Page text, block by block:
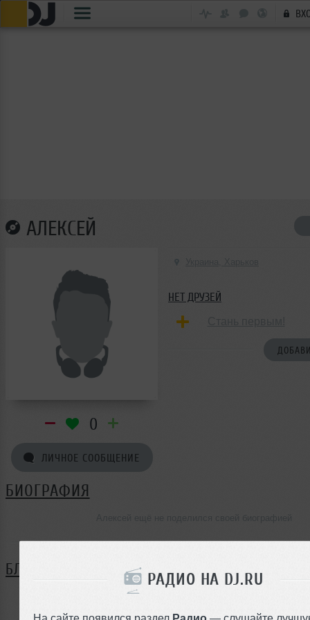
РАДИО НА DJ.RU
На сайте появился раздел Радио — слушайте
АЛЕКСЕЙ
0
ЛИЧНОЕ СООБЩЕНИЕ
НЕТ ДРУЗЕЙ
БИОГРАФИЯ
БЛОГ